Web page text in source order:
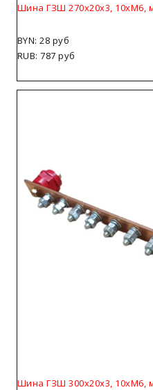
Шина ГЗШ 270х20х3, 10хМ6,
BYN: 28 руб
RUB: 787 руб
Шина ГЗШ 300х20х3, 10хМ6,